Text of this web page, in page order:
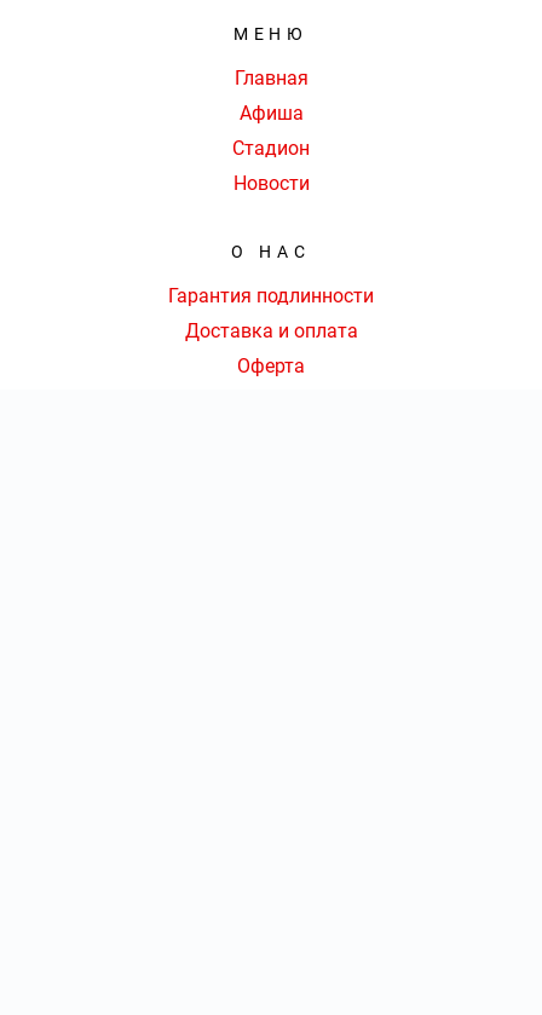
МЕНЮ
Главная
Афиша
Стадион
Новости
О НАС
Гарантия подлинности
Доставка и оплата
Оферта